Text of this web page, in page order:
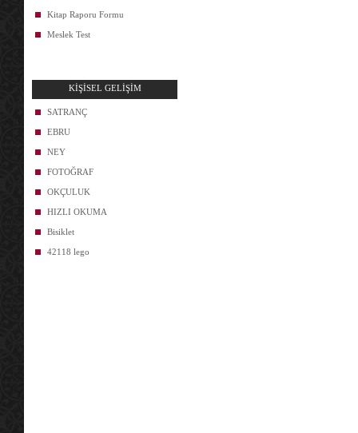
Kitap Raporu Formu
Meslek Test
KİŞİSEL GELİŞİM
SATRANÇ
EBRU
NEY
FOTOĞRAF
OKÇULUK
HIZLI OKUMA
Bisiklet
42118 lego